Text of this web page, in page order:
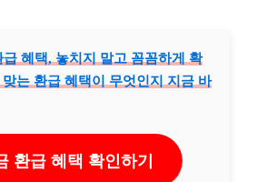
혜택, 놓치지 말고 꼼꼼하게 확
는 환급 혜택이 무엇인지 지금 바
환급 혜택 확인하기